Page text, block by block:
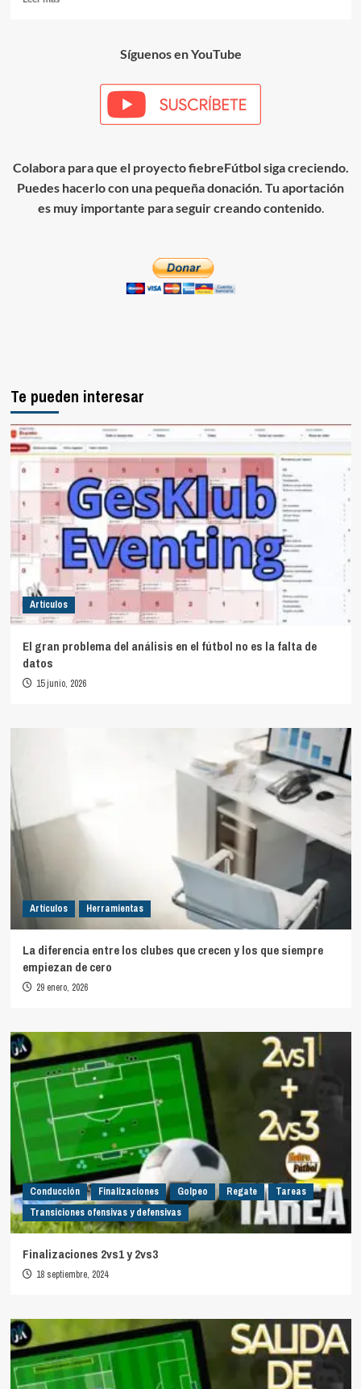
Síguenos en YouTube
Colabora para que el proyecto fiebreFútbol siga creciendo.
Puedes hacerlo con una pequeña donación. Tu aportación
es muy importante para seguir creando contenido.
Te pueden interesar
Artículos
El gran problema del análisis en el fútbol no es la falta de
datos
15 junio, 2026
Artículos Herramientas
La diferencia entre los clubes que crecen y los que siempre
empiezan de cero
29 enero, 2026
Conducción Finalizaciones Golpeo Regate
Tareas
Transiciones ofensivas y defensivas
Finalizaciones 2vs1 y 2vs3
18 septiembre, 2024